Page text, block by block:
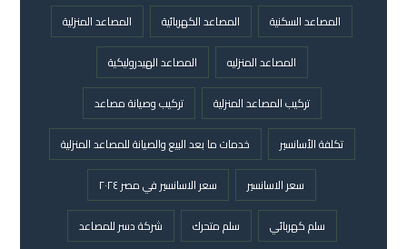
المصاعد السكنية
المصاعد الكهربائية
المصاعد المنزلية
المصاعد المنزليه
المصاعد الهيدروليكية
تركيب المصاعد المنزلية
تركيب وصيانة مصاعد
تكلفة الأسانسير
خدمات ما بعد البيع والصيانة للمصاعد المنزلية
سعر الاسانسير
سعر الاسانسير في مصر ٢٠٢٤
سلم كهربائي
سلم متحرك
شركة دسر للمصاعد